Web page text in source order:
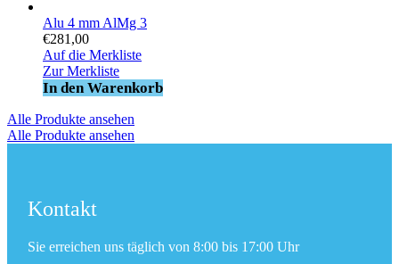
Alu 4 mm AlMg 3
€281,00
Auf die Merkliste
Zur Merkliste
In den Warenkorb
Alle Produkte ansehen
Alle Produkte ansehen
Kontakt
Sie erreichen uns täglich von 8:00 bis 17:00 Uhr